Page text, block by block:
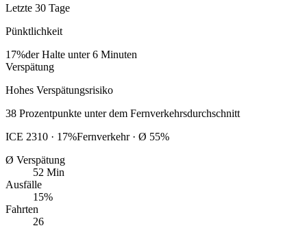
Letzte 30 Tage
Pünktlichkeit
17%der Halte unter 6 Minuten
Verspätung
Hohes Verspätungsrisiko
38 Prozentpunkte unter dem Fernverkehrsdurchschnitt
ICE 2310 · 17%Fernverkehr · Ø 55%
Ø Verspätung
52 Min
Ausfälle
15%
Fahrten
26